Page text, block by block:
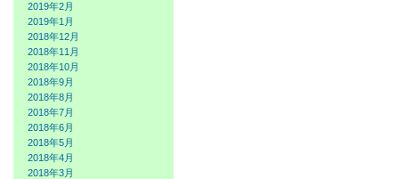
2019年2月
2019年1月
2018年12月
2018年11月
2018年10月
2018年9月
2018年8月
2018年7月
2018年6月
2018年5月
2018年4月
2018年3月